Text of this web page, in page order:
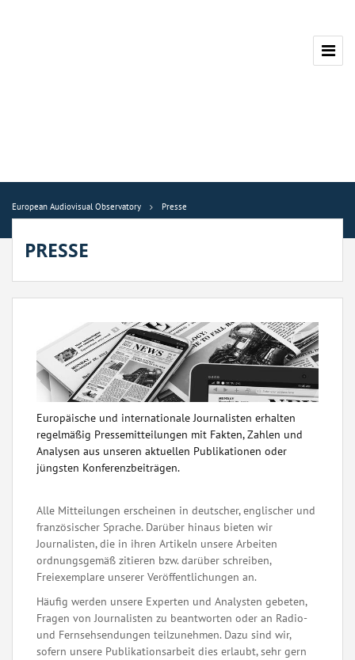
European Audiovisual Observatory Presse
PRESSE
Europäische und internationale Journalisten erhalten
regelmäßig Pressemitteilungen mit Fakten, Zahlen und
Analysen aus unseren aktuellen Publikationen oder
jüngsten Konferenzbeiträgen.
Alle Mitteilungen erscheinen in deutscher, englischer und
französischer Sprache. Darüber hinaus bieten wir
Journalisten, die in ihren Artikeln unsere Arbeiten
ordnungsgemäß zitieren bzw. darüber schreiben,
Freiexemplare unserer Veröffentlichungen an.
Häufig werden unsere Experten und Analysten gebeten,
Fragen von Journalisten zu beantworten oder an Radio-
und Fernsehsendungen teilzunehmen. Dazu sind wir,
sofern unsere Publikationsarbeit dies erlaubt, sehr gern